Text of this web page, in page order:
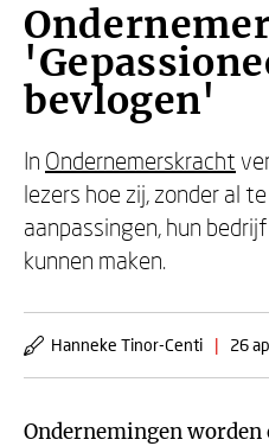
bevlogen'
In Ondernemerskracht
lezers hoe zij, zonder al
aanpassingen, hun
kunnen maken.
Hanneke Tinor-Centi | 26
Ondernemingen